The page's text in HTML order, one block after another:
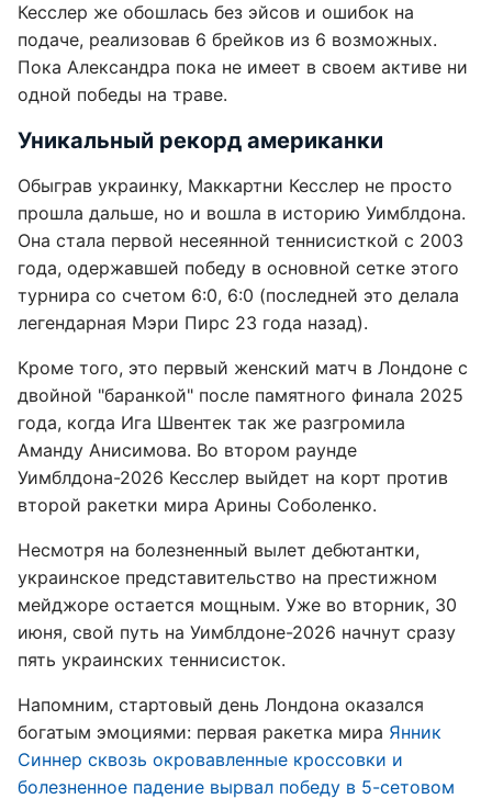
Кесслер же обошлась без эйсов и ошибок на
подаче, реализовав 6 брейков из 6 возможных.
Пока Александра пока не имеет в своем активе ни
одной победы на траве.
Уникальный рекорд американки
Обыграв украинку, Маккартни Кесслер не просто
прошла дальше, но и вошла в историю Уимблдона.
Она стала первой несеянной теннисисткой с 2003
года, одержавшей победу в основной сетке этого
турнира со счетом 6:0, 6:0 (последней это делала
легендарная Мэри Пирс 23 года назад).
Кроме того, это первый женский матч в Лондоне с
двойной "баранкой" после памятного финала 2025
года, когда Ига Швентек так же разгромила
Аманду Анисимова. Во втором раунде
Уимблдона-2026 Кесслер выйдет на корт против
второй ракетки мира Арины Соболенко.
Несмотря на болезненный вылет дебютантки,
украинское представительство на престижном
мейджоре остается мощным. Уже во вторник, 30
июня, свой путь на Уимблдоне-2026 начнут сразу
пять украинских теннисисток.
Напомним, стартовый день Лондона оказался
богатым эмоциями: первая ракетка мира Янник
Синнер сквозь окровавленные кроссовки и
болезненное падение вырвал победу в 5-сетовом